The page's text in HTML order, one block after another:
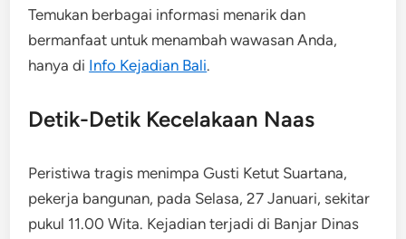
Temukan berbagai informasi menarik dan
bermanfaat untuk menambah wawasan Anda,
hanya di Info Kejadian Bali.
Detik-Detik Kecelakaan Naas
Peristiwa tragis menimpa Gusti Ketut Suartana,
pekerja bangunan, pada Selasa, 27 Januari, sekitar
pukul 11.00 Wita. Kejadian terjadi di Banjar Dinas